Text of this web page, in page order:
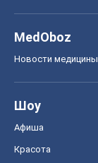
MedOboz
Новости медицины
Шоу
Афиша
Красота